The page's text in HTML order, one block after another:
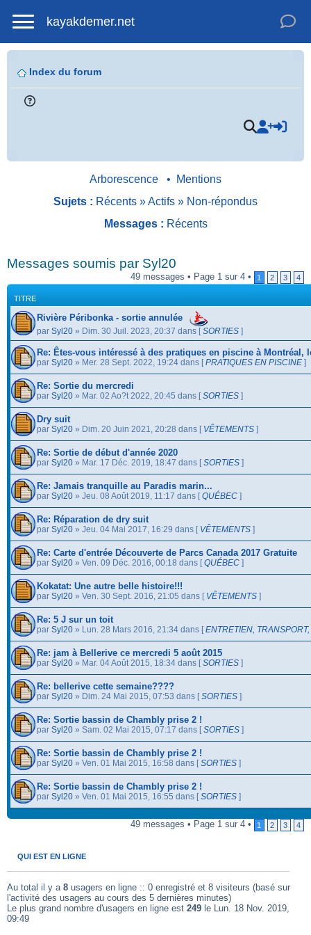
kayakdemer.net
Index du forum
Arborescence •
Mentions
Sujets : Récents »Actifs » Non-répondus
Messages : Récents
Messages soumis par Syl20
49 messages • Page 1 sur 4 • 1 2 3 4
TITRE
Rivière Péribonka - sortie annulée
par Syl20 » Dim. 30 Juil. 2023, 20:37 dans [SORTIES ]
Re: Êtes-vous intéressé à des pratiques en piscine à Montréal,
par Syl20 » Mer. 28 Sept. 2022, 19:24 dans [PRATIQUES EN PISCINE ]
Re: Sortie du mercredi
par Syl20 » Mar. 02 Ao?t 2022, 20:45 dans [SORTIES ]
Dry suit
par Syl20 » Dim. 20 Juin 2021, 20:28 dans [ VÊTEMENTS ]
Re: Sortie de début d'année 2020
par Syl20 » Mar. 17 Déc. 2019, 18:47 dans [SORTIES ]
Re: Jamais tranquille au Paradis marin...
par Syl20 » Jeu. 08 Août 2019, 11:17 dans [QUÉBEC ]
Re: Réparation de dry suit
par Syl20 » Jeu. 04 Mai 2017, 16:29 dans [ VÊTEMENTS ]
Re: Carte d'entrée Découverte de Parcs Canada 2017 Gratuite
par Syl20 » Ven. 09 Déc. 2016, 00:18 dans [QUÉBEC ]
Kokatat: Une autre belle histoire!!!
par Syl20 » Ven. 30 Sept. 2016, 21:05 dans [ VÊTEMENTS ]
Re: 5 J sur un toit
par Syl20 » Lun. 28 Mars 2016, 21:34 dans [ENTRETIEN,
Re: jam à Bellerive ce mercredi 5 août 2015
par Syl20 » Mar. 04 Août 2015, 18:34 dans [SORTIES ]
Re: bellerive cette semaine????
par Syl20 » Dim. 24 Mai 2015, 07:53 dans [SORTIES ]
Re: Sortie bassin de Chambly prise 2 !
par Syl20 » Sam. 02 Mai 2015, 07:17 dans [SORTIES ]
Re: Sortie bassin de Chambly prise 2 !
par Syl20 » Ven. 01 Mai 2015, 16:58 dans [SORTIES ]
Re: Sortie bassin de Chambly prise 2 !
par Syl20 » Ven. 01 Mai 2015, 16:55 dans [SORTIES ]
49 messages • Page 1 sur 4 • 1 2 3 4
QUI EST EN LIGNE
Au total il y a 8 usagers en ligne :: 0 enregistré et 8 visiteurs (basé sur
l'activité des usagers au cours des 5 dernières minutes)
Le plus grand nombre d'usagers en ligne est 249 le Lun. 18 Nov. 2019,
09:49